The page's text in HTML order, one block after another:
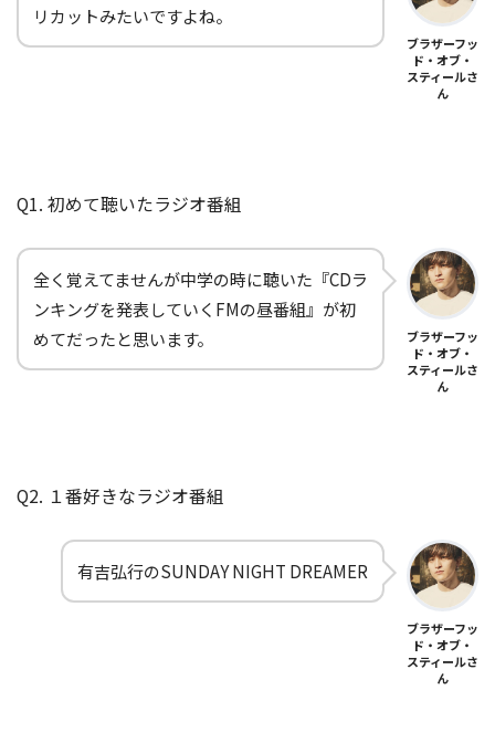
リカットみたいですよね。
ブラザーフッ
ド・オブ・
スティールさ
ん
Q1. 初めて聴いたラジオ番組
全く覚えてませんが中学の時に聴いた『CDラ
ンキングを発表していくFMの昼番組』が初
めてだったと思います。
ブラザーフッ
ド・オブ・
スティールさ
ん
Q2. １番好きなラジオ番組
有吉弘行のSUNDAY NIGHT DREAMER
ブラザーフッ
ド・オブ・
スティールさ
ん